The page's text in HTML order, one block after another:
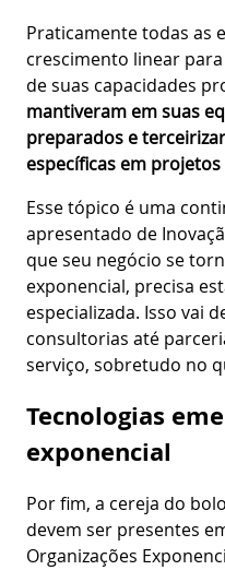
Praticamente todas as
crescimento linear
de suas capacidades
mantiveram em suas
preparados e
específicas em
Esse tópico é uma
apresentado de
que seu negócio se
exponencial, precisa
especializada. Isso vai
consultorias até
serviço, sobretudo no
Tecnologias
exponencial
Por fim, a cereja do
devem ser presentes
Organizações